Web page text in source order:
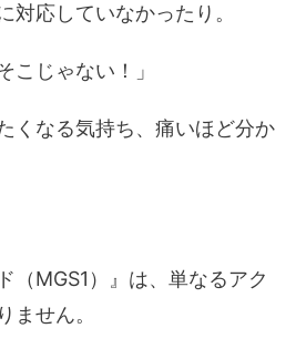
対応していなかったり。
こじゃない！」
くなる気持ち、痛いほど分か
（MGS1）』は、単なるアク
ません。